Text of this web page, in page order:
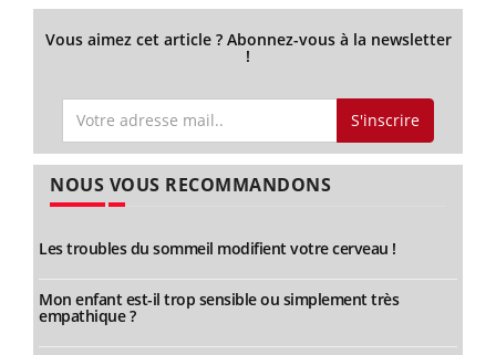
Vous aimez cet article ? Abonnez-vous à la newsletter
!
S'inscrire
NOUS VOUS RECOMMANDONS
Les troubles du sommeil modifient votre cerveau !
Mon enfant est-il trop sensible ou simplement très
empathique ?